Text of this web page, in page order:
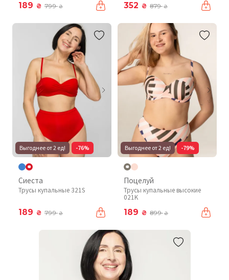
189 ₴ 799₴ 352 ₴ 879₴
Выгоднее от 2 ед! -76%
Сиеста
Трусы купальные 321S
189 ₴ 799₴
Выгоднее от 2 ед! -79%
Поцелуй
Трусы купальные высокие
021K
189 ₴ 899₴